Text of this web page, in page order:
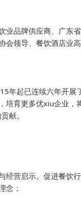
品牌供应商、广东
领导、餐饮酒店业
年起已连续六年开展
育更多优xiu企业，
献。
营启示。促进餐饮
念；